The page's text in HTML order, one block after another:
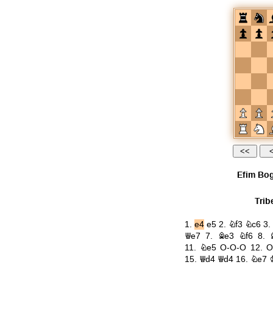
Efim
1. e4 e5 2. Nf3 Nc6 3.
Qe7 7. Be3 Nf6 8.
11. Ne5 O-O-O 12.
15. Qd4 Qd4 16. Ne7